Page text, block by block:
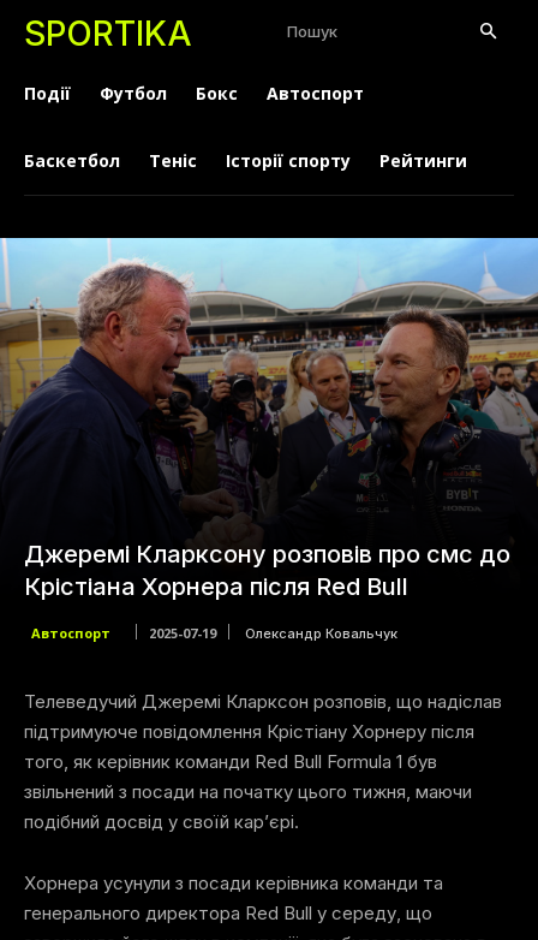
SPORTIKA Пошук
Події Футбол Бокс Автоспорт
Баскетбол Теніс Історії спорту Рейтинги
Джеремі Кларксону розповів про смс до
Крістіана Хорнера після Red Bull
Автоспорт 2025-07-19 Олександр Ковальчук
Телеведучий Джеремі Кларксон розповів, що надіслав
підтримуюче повідомлення Крістіану Хорнеру після
того, як керівник команди Red Bull Formula 1 був
звільнений з посади на початку цього тижня, маючи
подібний досвід у своїй кар’єрі.
Хорнера усунули з посади керівника команди та
генерального директора Red Bull у середу, що